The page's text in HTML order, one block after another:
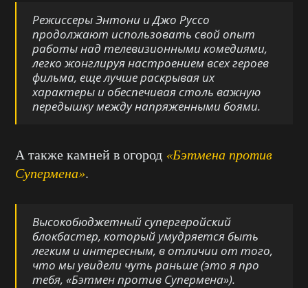
Режиссеры Энтони и Джо Руссо
продолжают использовать свой опыт
работы над телевизионными комедиями,
легко жонглируя настроением всех героев
фильма, еще лучше раскрывая их
характеры и обеспечивая столь важную
передышку между напряженными боями.
А также камней в огород «Бэтмена против
Супермена».
Высокобюджетный супергеройский
блокбастер, который умудряется быть
легким и интересным, в отличии от того,
что мы увидели чуть раньше (это я про
тебя, «Бэтмен против Супермена»).